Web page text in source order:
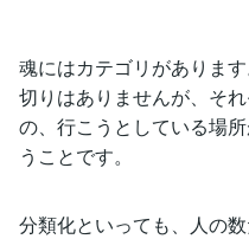
魂にはカテゴリがありま
切りはありませんが、そ
の、行こうとしている場
うことです。
分類化といっても、人の